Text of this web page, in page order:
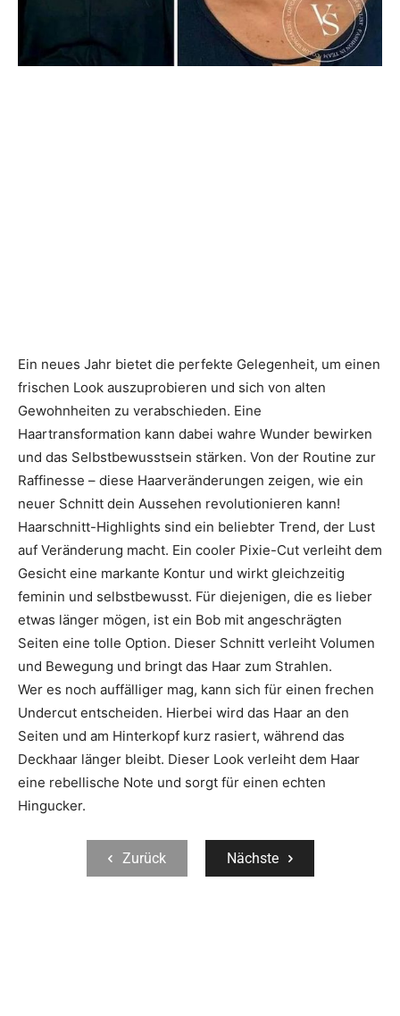
Ein neues Jahr bietet die perfekte Gelegenheit, um einen
frischen Look auszuprobieren und sich von alten
Gewohnheiten zu verabschieden. Eine
Haartransformation kann dabei wahre Wunder bewirken
und das Selbstbewusstsein stärken. Von der Routine zur
Raffinesse – diese Haarveränderungen zeigen, wie ein
neuer Schnitt dein Aussehen revolutionieren kann!
Haarschnitt-Highlights sind ein beliebter Trend, der Lust
auf Veränderung macht. Ein cooler Pixie-Cut verleiht dem
Gesicht eine markante Kontur und wirkt gleichzeitig
feminin und selbstbewusst. Für diejenigen, die es lieber
etwas länger mögen, ist ein Bob mit angeschrägten
Seiten eine tolle Option. Dieser Schnitt verleiht Volumen
und Bewegung und bringt das Haar zum Strahlen.
Wer es noch auffälliger mag, kann sich für einen frechen
Undercut entscheiden. Hierbei wird das Haar an den
Seiten und am Hinterkopf kurz rasiert, während das
Deckhaar länger bleibt. Dieser Look verleiht dem Haar
eine rebellische Note und sorgt für einen echten
Hingucker.
Zurück Nächste